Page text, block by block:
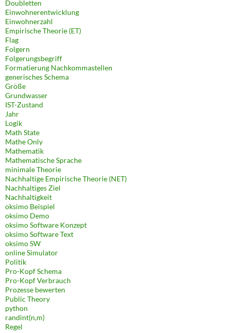
Doubletten
Einwohnerentwicklung
Einwohnerzahl
Empirische Theorie (ET)
Flag
Folgern
Folgerungsbegriff
Formatierung Nachkommastellen
generisches Schema
Größe
Grundwasser
IST-Zustand
Jahr
Logik
Math State
Mathe Only
Mathematik
Mathematische Sprache
minimale Theorie
Nachhaltige Empirische Theorie (NET)
Nachhaltiges Ziel
Nachhaltigkeit
oksimo Beispiel
oksimo Demo
oksimo Software Konzept
oksimo Software Text
oksimo SW
online Simulator
Politik
Pro-Kopf Schema
Pro-Kopf Verbrauch
Prozesse bewerten
Public Theory
python
randint(n,m)
Regel